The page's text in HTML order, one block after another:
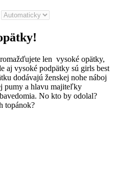
len vysoké opätky,
aj vysoké podpätky sú girls best
dodávajú ženskej nohe náboj
pumy a hlavu majiteľky
No kto by odolal?
topánok?